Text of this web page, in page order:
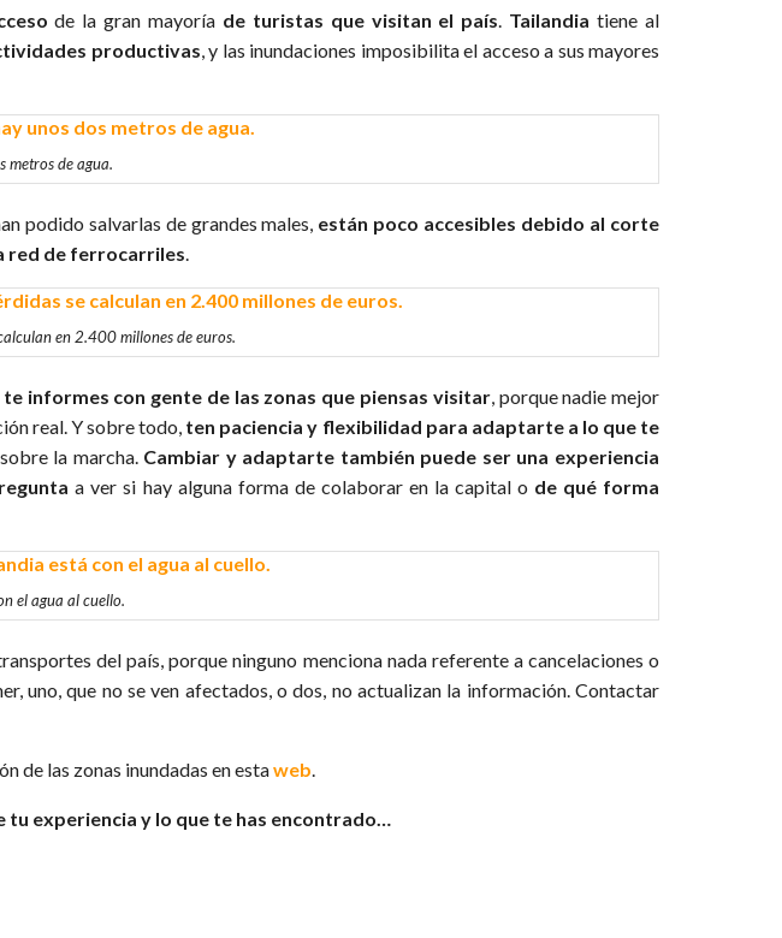
de la gran mayoría de turistas que visitan el país. Tailandiatiene al
productivas, y las inundaciones imposibilita el acceso a sus mayores
metros de agua.
podido salvarlas de grandes males, están poco accesibles debido al corte
red de ferrocarriles.
en 2.400 millones de euros.
informes con gente de las zonas que piensas visitar, porque nadie mejor
real. Y sobre todo, ten paciencia y flexibilidad para adaptarte a lo que te
la marcha. Cambiar y adaptarte también puede ser una experiencia
a ver si hay alguna forma de colaborar en la capital o de qué forma
el agua al cuello.
del país, porque ninguno menciona nada referente a cancelaciones o
uno, que no se ven afectados, o dos, no actualizan la información. Contactar
de las zonas inundadas en estaweb.
tu experiencia y lo que te has encontrado…